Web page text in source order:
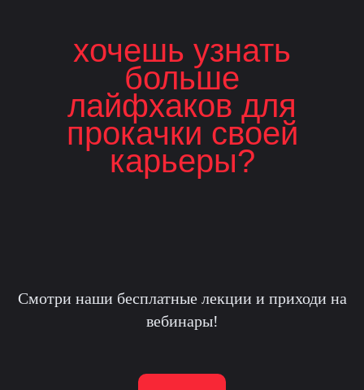
хочешь узнать
больше
лайфхаков для
прокачки своей
карьеры?
Смотри наши бесплатные лекции и приходи на
вебинары!